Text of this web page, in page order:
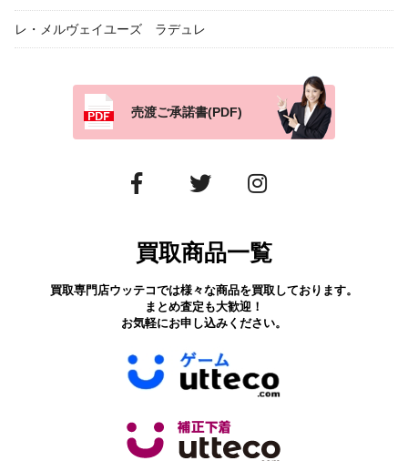
レ・メルヴェイユーズ ラデュレ
売渡ご承諾書(PDF)
買取商品一覧
買取専門店ウッテコでは様々な商品を買取しております。
まとめ査定も大歓迎！
お気軽にお申し込みください。